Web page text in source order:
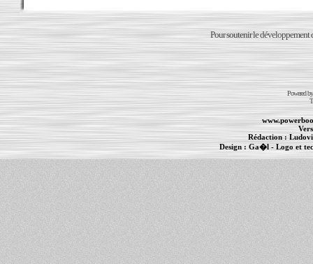
Pour soutenir le développement
Powered
Rédaction :
Design : Ga�l- Logo et
MacBook Pro -